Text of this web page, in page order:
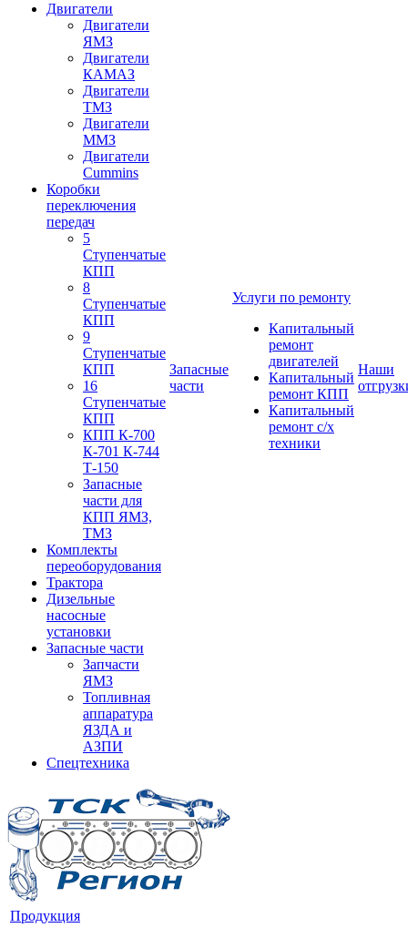
Двигатели
Двигатели
ЯМЗ
Двигатели
КАМАЗ
Двигатели
ТМЗ
Двигатели
ММЗ
Двигатели
Cummins
Коробки
переключения
передач
5
Ступенчатые
КПП
8
Ступенчатые
КПП
9
Ступенчатые
КПП
16
Ступенчатые
КПП
КПП К-700
К-701 К-744
Т-150
Запасные
части для
КПП ЯМЗ,
ТМЗ
Комплекты
переоборудования
Трактора
Дизельные
насосные
установки
Запасные части
Запчасти
ЯМЗ
Топливная
аппаратура
ЯЗДА и
АЗПИ
Спецтехника
Запасные
части
Услуги по ремонту
Капитальный
ремонт
двигателей
Капитальный
ремонт КПП
Капитальный
ремонт с/х
техники
Наши
Продукция